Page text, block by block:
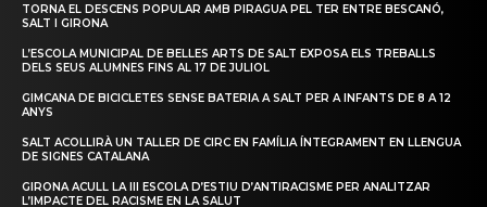
TORNA EL DESCENS POPULAR AMB PIRAGUA PEL TER ENTRE BESCANÓ,
SALT I GIRONA
L’ESCOLA MUNICIPAL DE BELLES ARTS DE SALT EXPOSA ELS TREBALLS
DELS SEUS ALUMNES FINS AL 17 DE JULIOL
GIMCANA DE BICICLETES SENSE BATERIA A SALT PER A INFANTS DE 8 A 12
ANYS
SALT ACOLLIRÀ UN TALLER DE CIRC EN FAMÍLIA ÍNTEGRAMENT EN LLENGUA
DE SIGNES CATALANA
GIRONA ACULL LA III ESCOLA D’ESTIU D’ANTIRACISME PER ANALITZAR
L’IMPACTE DEL RACISME EN LA SALUT